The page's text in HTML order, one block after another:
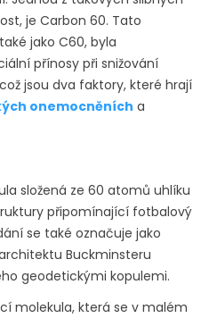
je Carbon 60. Tato
jako C60, byla
přínosy při snižování
jsou dva faktory, které hrají
onemocněních a
složená ze 60 atomů uhlíku
připomínající fotbalový
se také označuje jako
Buckminsteru
geodetickými kopulemi.
molekula, která se v malém